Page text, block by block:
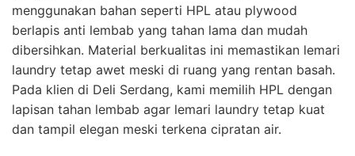
menggunakan bahan seperti HPL atau plywood
berlapis anti lembab yang tahan lama dan mudah
dibersihkan. Material berkualitas ini memastikan lemari
laundry tetap awet meski di ruang yang rentan basah.
Pada klien di Deli Serdang, kami memilih HPL dengan
lapisan tahan lembab agar lemari laundry tetap kuat
dan tampil elegan meski terkena cipratan air.